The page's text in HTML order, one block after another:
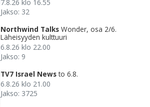
7.8.26 klo 16.55
Jakso: 32
Northwind Talks Wonder, osa 2/6.
Läheisyyden kulttuuri
6.8.26 klo 22.00
Jakso: 9
TV7 Israel News to 6.8.
6.8.26 klo 21.00
Jakso: 3725